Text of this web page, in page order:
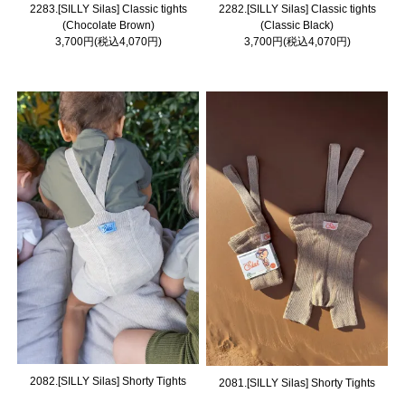
2283.[SILLY Silas] Classic tights
(Chocolate Brown)
3,700円(税込4,070円)
2282.[SILLY Silas] Classic tights
(Classic Black)
3,700円(税込4,070円)
2082.[SILLY Silas] Shorty Tights
2081.[SILLY Silas] Shorty Tights